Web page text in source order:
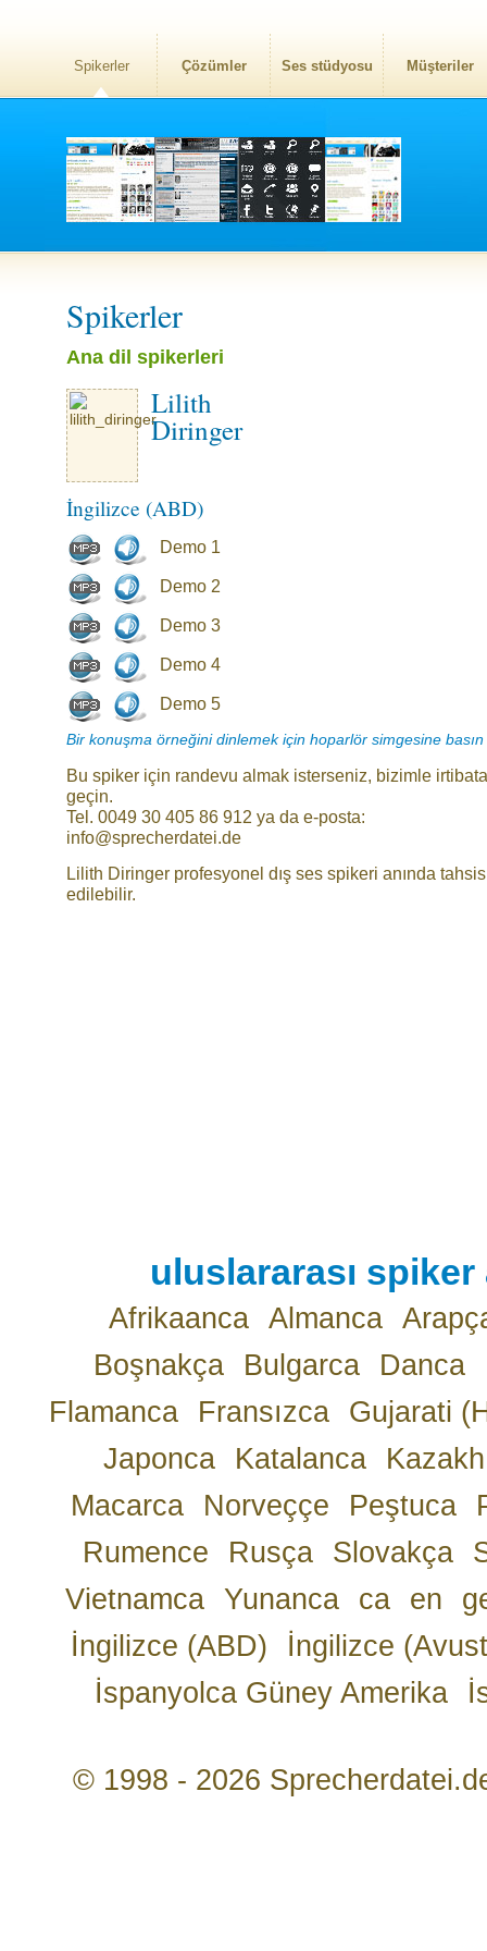
Spikerler Çözümler Ses stüdyosu Müşteriler
Spikerler
Ana dil spikerleri
Lilith
Diringer
İngilizce (ABD)
Demo 1
Demo 2
Demo 3
Demo 4
Demo 5
Bir konuşma örneğini dinlemek için hoparlör simgesine basın
Bu spiker için randevu almak isterseniz, bizimle irtibata
geçin.
Tel. 0049 30 405 86 912 ya da e-posta:
info@sprecherdatei.de
Lilith Diringer profesyonel dış ses spikeri anında tahsis
edilebilir.
uluslararası
Afrikaanca Almanca
Boşnakça
Bulgarca Danca
Flamanca
Fransızca
Gujarati
Japonca
Katalanca
Kazakh
Macarca
Norveççe Peştuca
Rumence
Rusça Slovakça
Vietnamca
Yunanca ca en
İngilizce (ABD)
İngilizce
İspanyolca Güney Amerika
© 1998 - 2026